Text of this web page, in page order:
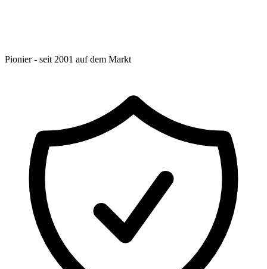
Pionier - seit 2001 auf dem Markt